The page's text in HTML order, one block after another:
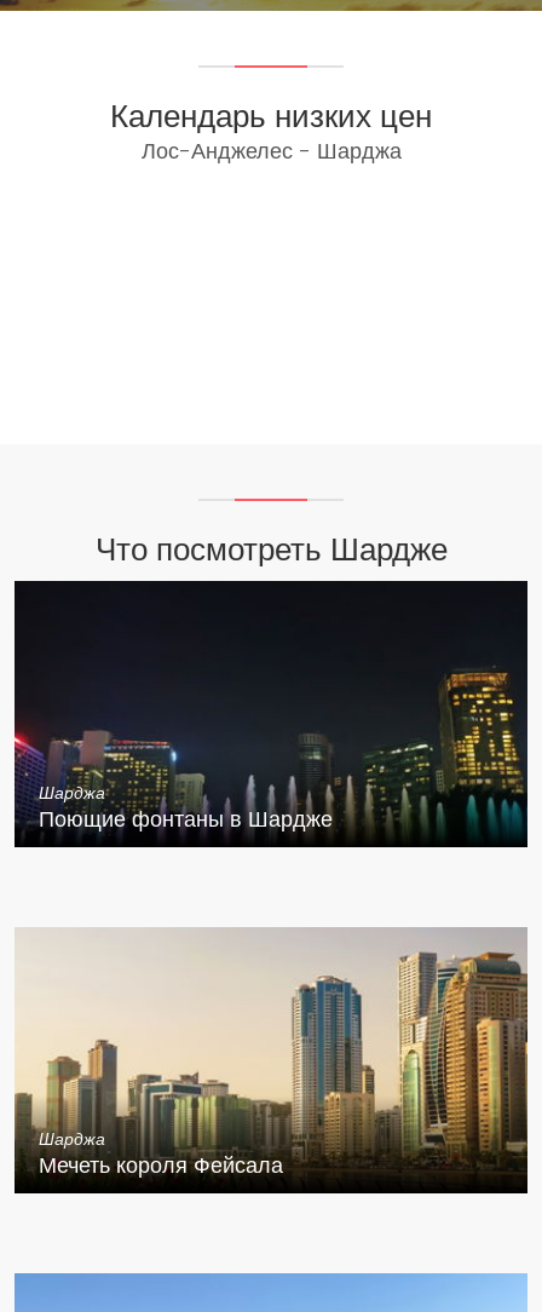
Календарь низких цен
Лос-Анджелес - Шарджа
Что посмотреть Шардже
Шарджа
Поющие фонтаны в Шардже
Шарджа
Мечеть короля Фейсала